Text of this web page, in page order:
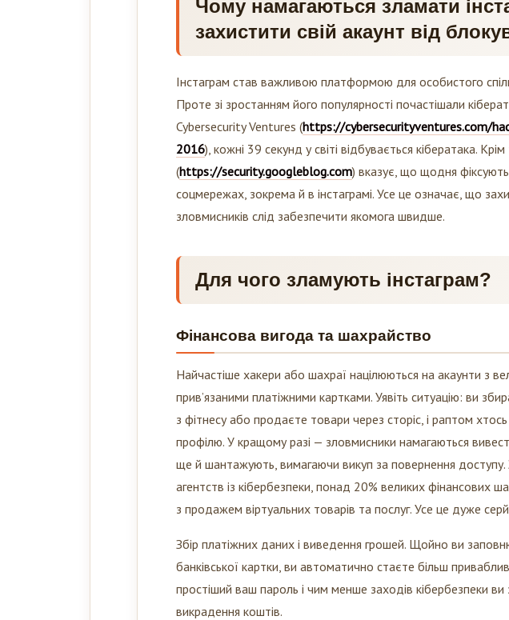
Чому намагаються зламати
захистити свій акаунт від
Інстаграм став важливою платформою для особистого
Проте зі зростанням його популярності почастішали
Cybersecurity Ventures (https://cybersecurityventures.com/
2016), кожні 39 секунд у світі відбувається кібератака.
(https://security.googleblog.com) вказує, що щодня
соцмережах, зокрема й в інстаграмі. Усе це означає, що
зловмисників слід забезпечити якомога швидше.
Для чого зламують інстаграм?
Фінансова вигода та шахрайство
Найчастіше хакери або шахраї націлюються на акаунти з
прив’язаними платіжними картками. Уявіть ситуацію: ви
з фітнесу або продаєте товари через сторіс, і раптом
профілю. У кращому разі — зловмисники намагаються
ще й шантажують, вимагаючи викуп за повернення доступу.
агентств із кібербезпеки, понад 20% великих фінансових
з продажем віртуальних товарів та послуг. Усе це дуже
Збір платіжних даних і виведення грошей. Щойно ви
банківської картки, ви автоматично стаєте більш
простіший ваш пароль і чим менше заходів кібербезпеки
викрадення коштів.